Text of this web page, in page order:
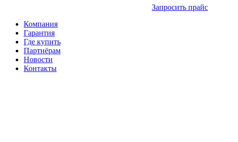
Запросить прайс
Компания
Гарантия
Где купить
Партнёрам
Новости
Контакты